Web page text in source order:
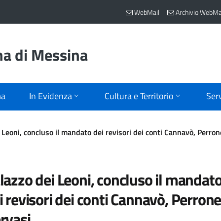
WebMail Archivio
di Messina
In Evidenza Cultura e Territorio
Leoni, concluso il mandato dei revisori dei conti Cannavò,
dei Leoni, concluso il
revisori dei conti Cannavò,